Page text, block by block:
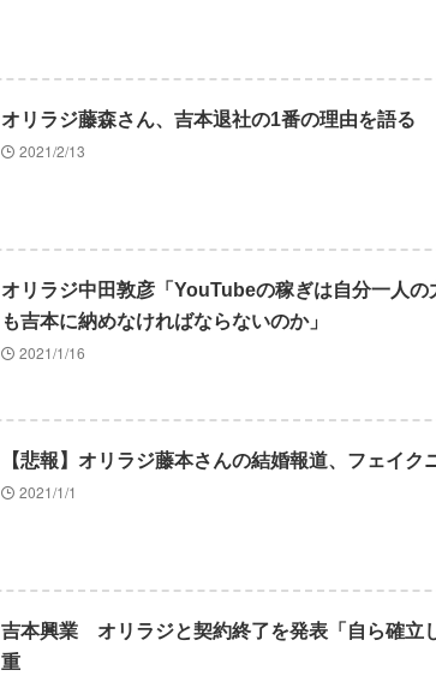
オリラジ藤森さん、吉本退社の1番の理由を語る
2021/2/13
オリラジ中田敦彦「YouTubeの稼ぎは自分一人
も吉本に納めなければならないのか」
2021/1/16
【悲報】オリラジ藤本さんの結婚報道、フェイク
2021/1/1
吉本興業 オリラジと契約終了を発表「自ら確立
重